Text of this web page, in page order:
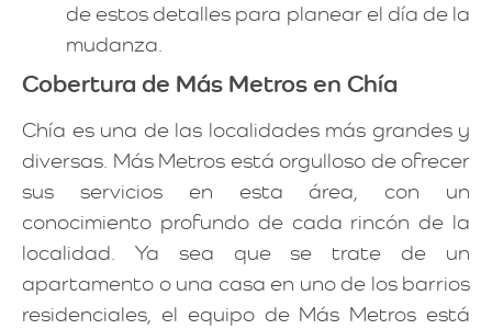
de estos detalles para planear el día de la
mudanza.
Cobertura de Más Metros en Chía
Chía es una de las localidades más grandes y
diversas. Más Metros está orgulloso de ofrecer
sus servicios en esta área, con un
conocimiento profundo de cada rincón de la
localidad. Ya sea que se trate de un
apartamento o una casa en uno de los barrios
residenciales, el equipo de Más Metros está